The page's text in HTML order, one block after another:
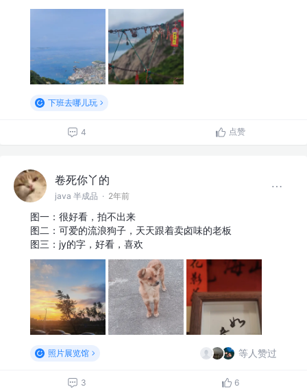
下班去哪儿玩
4 点赞
卷死你丫的
java 半成品 · 2年前
图一：很好看，拍不出来
图二：可爱的流浪狗子，天天跟着卖卤味的老板
图三：jy的字，好看，喜欢
照片展览馆 等人赞过
3 6